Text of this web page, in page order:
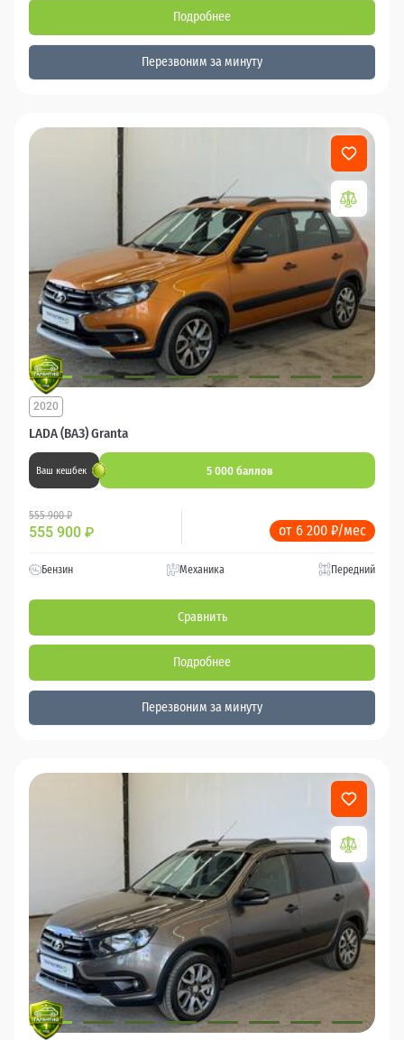
Подробнее
Перезвоним за минуту
LADA (ВАЗ) Granta
2020
Ваш кешбек 5 000 баллов
555 900 ₽
555 900 ₽ от 6 200 ₽/мес
Бензин Механика Передний
Сравнить
Подробнее
Перезвоним за минуту